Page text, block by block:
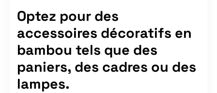
Optez pour des
accessoires décoratifs en
bambou tels que des
paniers, des cadres ou des
lampes.